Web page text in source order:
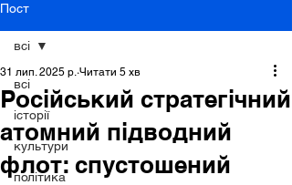
Пост
всі
історії
культури
політика
всі
Російський стратегічний
атомний підводний
флот: спустошений
31 лип. 2025 р. Читати 5 хв